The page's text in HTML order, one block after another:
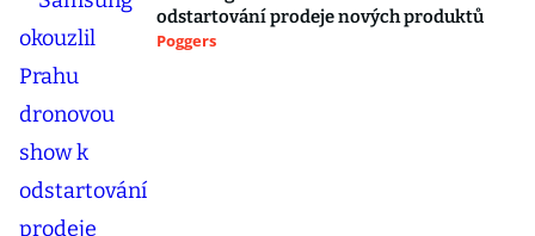
odstartování prodeje nových produktů
Poggers